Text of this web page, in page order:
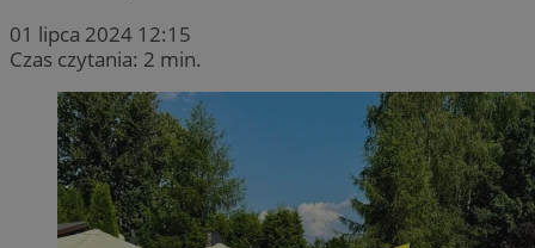
01 lipca 2024 12:15
Czas czytania: 2 min.